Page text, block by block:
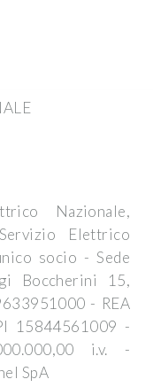
Nazionale,
Elettrico
socio - Sede
Boccherini 15,
- REA
15844561009 -
i.v. -
SpA